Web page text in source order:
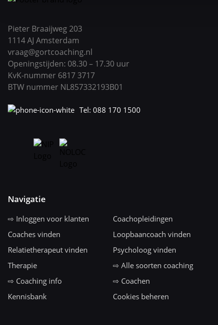
Pieter Braaijweg 203
1114 AJ Amsterdam
vraag@gortcoaching.nl
Openingstijden: 08.30 – 17.30 uur
KvK-nummer 6817 3717
BTW nummer NL857332193B01
Tel: 088 170 1500
Navigatie
⇨ Inloggen voor klanten
Coachopleidingen
Coaches vinden
Loopbaancoach vinden
Relatietherapeut vinden
Psycholoog vinden
Therapie
⇨ Alle soorten coaching
⇨ Coaching info
⇨ Coachen
Kennisbank
Cookies beheren